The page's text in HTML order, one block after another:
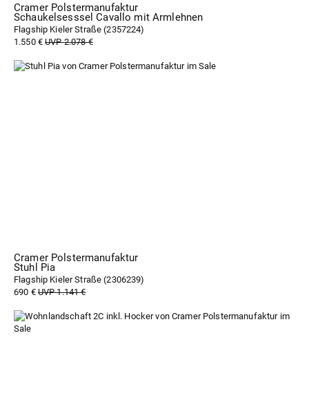
Cramer Polstermanufaktur
Schaukelsesssel Cavallo mit Armlehnen
Flagship Kieler Straße (2357224)
1.550 €UVP 2.078 €
Cramer Polstermanufaktur
Stuhl Pia
Flagship Kieler Straße (2306239)
690 €UVP 1.141 €